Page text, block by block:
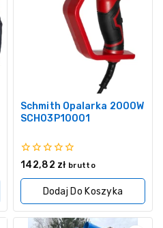
Schmith Opalarka 2000W
SCH03P10001
0
5
142,82 zł brutto
Dodaj Do Koszyka